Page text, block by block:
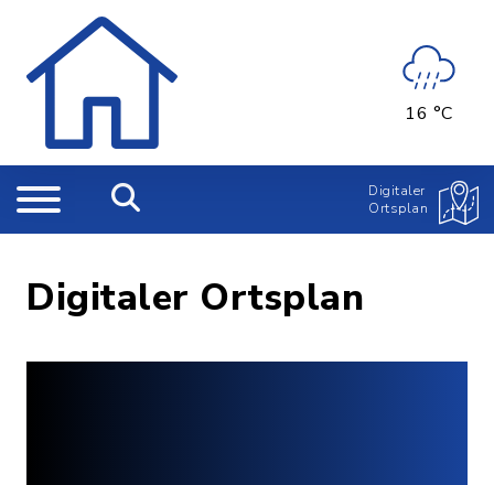
16 °C
Digitaler
Ortsplan
Digitaler Ortsplan